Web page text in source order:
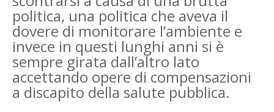
politica, una politica che aveva il
dovere di monitorare l’ambiente e
invece in questi lunghi anni si è
sempre girata dall’altro lato
accettando opere di compensazioni
a discapito della salute pubblica.